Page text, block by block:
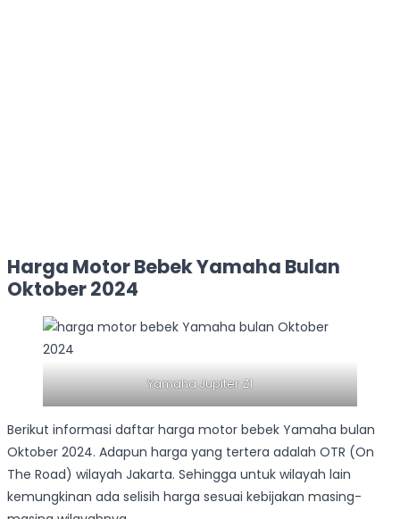
Harga Motor Bebek Yamaha Bulan
Oktober 2024
Yamaha Jupiter Z1
Berikut informasi daftar harga motor bebek Yamaha bulan
Oktober 2024. Adapun harga yang tertera adalah OTR (On
The Road) wilayah Jakarta. Sehingga untuk wilayah lain
kemungkinan ada selisih harga sesuai kebijakan masing-